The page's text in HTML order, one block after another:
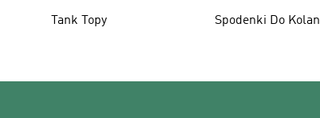
Tank Topy Spodenki Do Kolan